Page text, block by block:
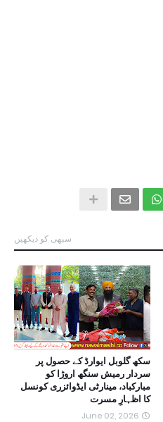
سبھی کو دیکھیں
سکھ گلوبل ایوارڈ کے حصول پر
سردار رمیش سنگھ اروڑا کو
مبارکباد، مینارٹی ایڈوائزری کونسل
کا اظہارِ مسرت
June 02, 2026